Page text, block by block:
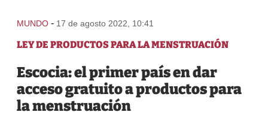
MUNDO - 17 de agosto 2022, 10:41
LEY DE PRODUCTOS PARA LA MENSTRUACIÓN
Escocia: el primer país en dar
acceso gratuito a productos para
la menstruación